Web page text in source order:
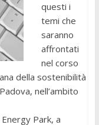
questi i
temi che
saranno
affrontati
nel corso
della sostenibilità
nell’ambito
Park, a